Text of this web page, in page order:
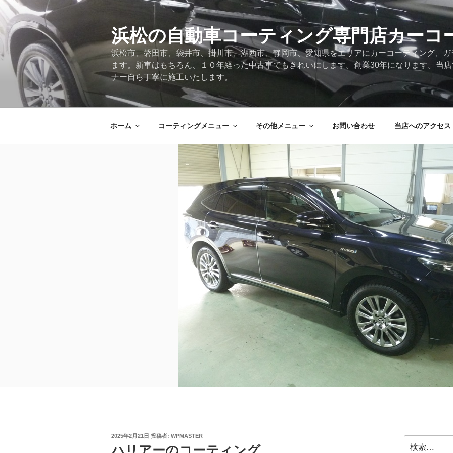
コ
ン
テ
ツ
浜松の自動車コーティング専門店カーコ
浜松市、磐田市、袋井市、掛川市、湖西市、静岡市、愛知県をエリアにカーコーティング、
ます。新車はもちろん、１０年経った中古車でもきれいにします。創業30年になります。当
ナー自ら丁寧に施工いたします。
ホーム コーティングメニュー その他メニュー お問い合わせ 当店へのアクセス
投
日:
2025年2月21日 投稿者: WPMASTER